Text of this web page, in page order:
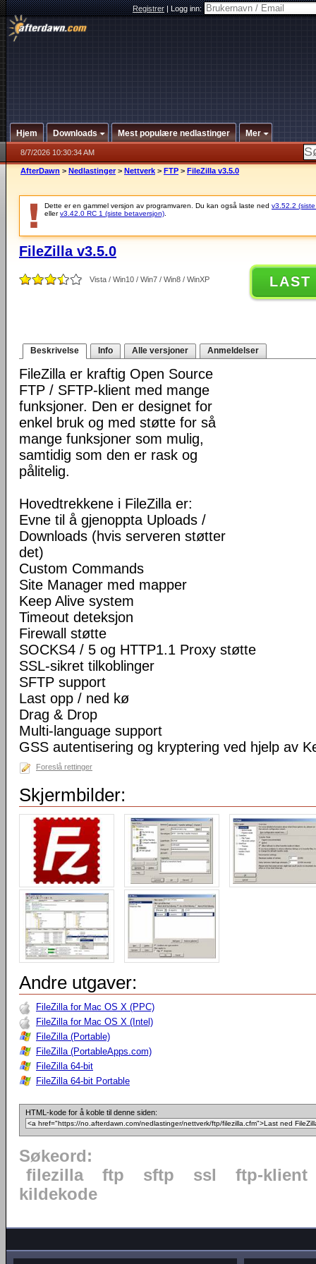
Registrer|Logg inn:
Hjem Downloads Mest populære nedlastinger Mer
8/7/2026 10:30:34 AM
AfterDawn > Nedlastinger > Nettverk > FTP > FileZilla v3.5.0
Dette er en gammel versjon av programvaren. Du kan også laste ned v3.52.2
ellerv3.42.0 RC 1 (siste betaversjon)
FileZilla v3.5.0
Vista / Win10 / Win7 / Win8 / WinXP LAST
Beskrivelse Info Alle versjoner Anmeldelser
FileZilla er kraftig Open Source
FTP / SFTP-klient med mange
funksjoner. Den er designet for
enkel bruk og med støtte for så
mange funksjoner som mulig,
samtidig som den er rask og
pålitelig.
Hovedtrekkene i FileZilla er:
Evne til å gjenoppta Uploads /
Downloads (hvis serveren støtter
det)
Custom Commands
Site Manager med mapper
Keep Alive system
Timeout deteksjon
Firewall støtte
SOCKS4 / 5 og HTTP1.1 Proxy støtte
SSL-sikret tilkoblinger
SFTP support
Last opp / ned kø
Drag & Drop
Multi-language support
GSS autentisering og kryptering ved hjelp av
Foreslå rettinger
Skjermbilder:
Andre utgaver:
FileZilla for Mac OS X (PPC)
FileZilla for Mac OS X (Intel)
FileZilla (Portable)
FileZilla (PortableApps.com)
FileZilla 64-bit
FileZilla 64-bit Portable
HTML-kode for å koble til denne siden:
Søkeord:
filezilla
ftp sftp ssl
ftp-klient
kildekode